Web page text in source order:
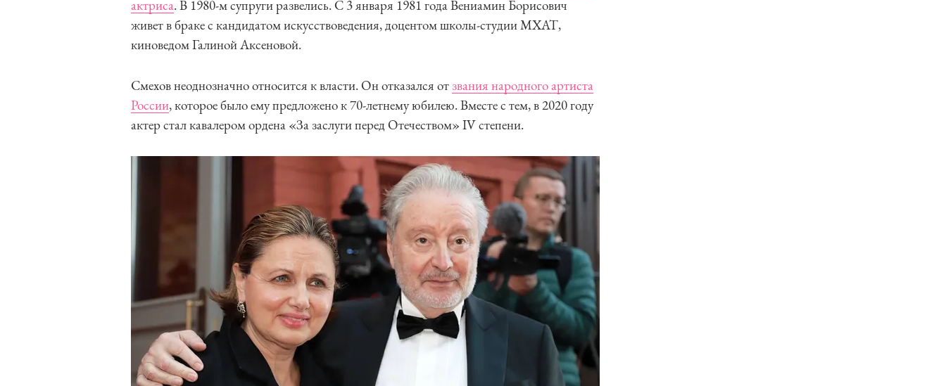
актриса. В 1980-м супруги развелись. С 3 января 1981 года Вениамин Борисович
живет в браке с кандидатом искусствоведения, доцентом школы-студии МХАТ,
киноведом Галиной Аксеновой.
Смехов неоднозначно относится к власти. Он отказался от звания народного артиста
России, которое было ему предложено к 70-летнему юбилею. Вместе с тем, в 2020 году
актер стал кавалером ордена «За заслуги перед Отечеством» IV степени.